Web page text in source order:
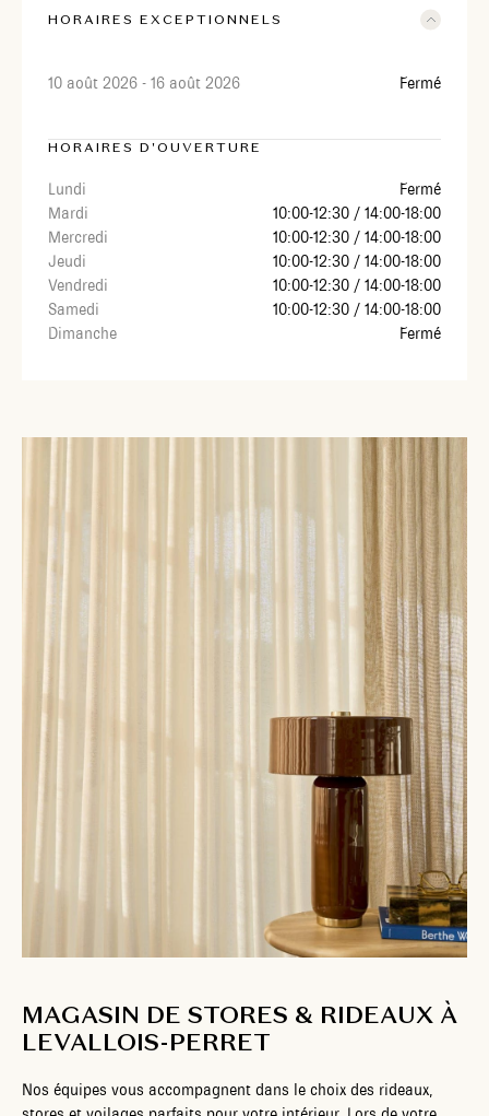
HORAIRES EXCEPTIONNELS
10 août 2026 - 16 août 2026 Fermé
HORAIRES D'OUVERTURE
Lundi
Fermé
Mardi
10:00-12:30 / 14:00-18:00
Mercredi
10:00-12:30 / 14:00-18:00
Jeudi
10:00-12:30 / 14:00-18:00
Vendredi
10:00-12:30 / 14:00-18:00
Samedi
10:00-12:30 / 14:00-18:00
Dimanche
Fermé
MAGASIN DE STORES & RIDEAUX À
LEVALLOIS-PERRET
Nos équipes vous accompagnent dans le choix des rideaux,